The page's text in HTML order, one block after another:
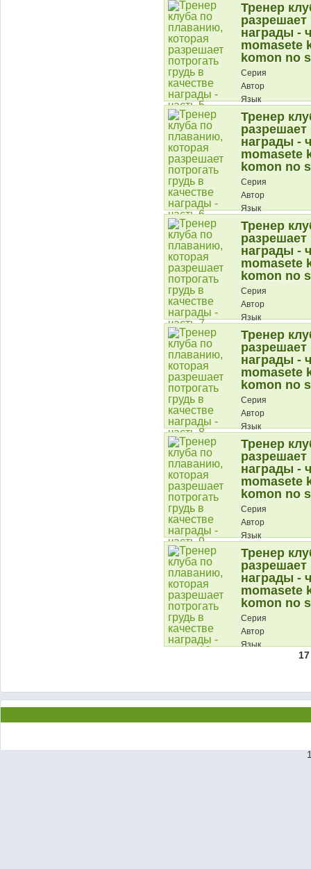
Описание:
Тренер
разрешает
награды -
momasete
komon no
Серия
Автор
Язык
Описание:
Тренер
разрешает
награды -
momasete
komon no
Серия
Автор
Язык
Описание:
Тренер
разрешает
награды -
momasete
komon no
Серия
Автор
Язык
Описание:
Тренер
разрешает
награды -
momasete
komon no
Серия
Автор
Язык
Описание:
Тренер
разрешает
награды -
momasete
komon no
Серия
Автор
Язык
Описание:
Тренер
разрешает
награды -
momasete
komon no
Серия
Автор
Язык